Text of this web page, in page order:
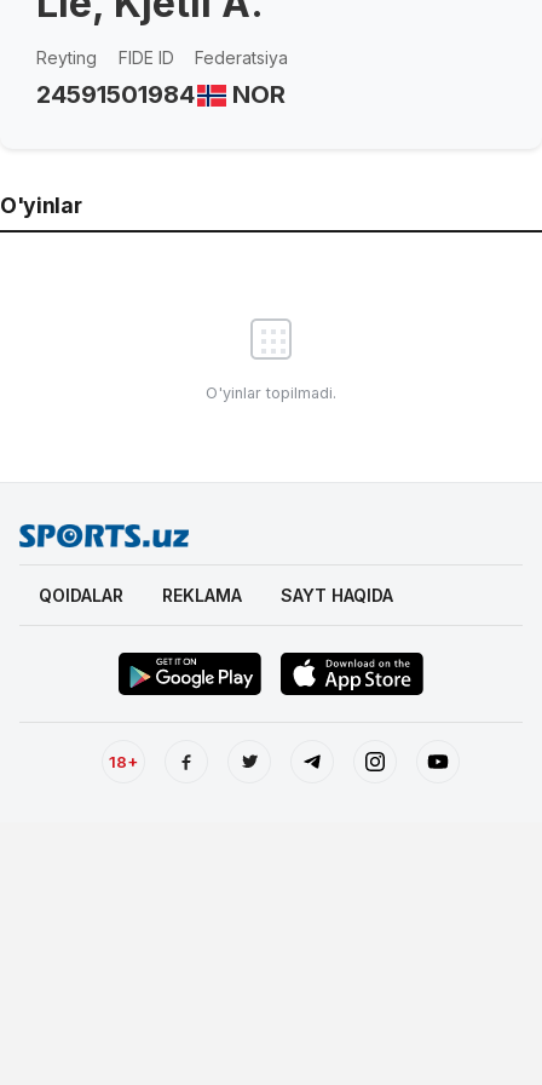
Reyting
2459
FIDE ID
1501984
Federatsiya
NOR
O'yinlar
O'yinlar topilmadi.
QOIDALAR REKLAMA SAYT HAQIDA
18+